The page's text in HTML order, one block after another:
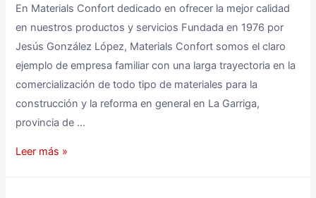
En Materials Confort dedicado en ofrecer la mejor calidad
en nuestros productos y servicios Fundada en 1976 por
Jesús González López, Materials Confort somos el claro
ejemplo de empresa familiar con una larga trayectoria en la
comercialización de todo tipo de materiales para la
construcción y la reforma en general en La Garriga,
provincia de …
Leer más »